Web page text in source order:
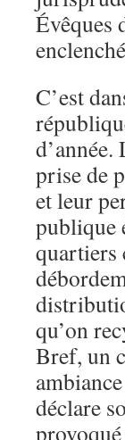
Évêques
C’est
d’année.
prise de
et leur
publique
quartiers
qu’on
Bref, un
déclare